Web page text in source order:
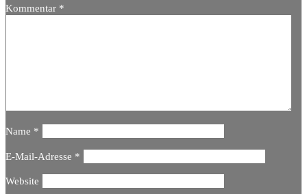
Kommentar *
Name *
E-Mail-Adresse *
Website